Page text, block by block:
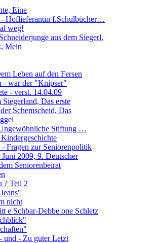
Eine
- Hoflieferantin f.Schulbücher…
weg!
aus dem Siegerl.
Mein
Leben auf den Fersen
- war der "Knipser"
- verst. 14.04.09
Das erste
Schemscheid, Das
Stiftung …
Fragen zur Seniorenpolitik
Juni 2009, 9. Deutscher
Seniorenbeirat
? Teil 2
nicht
e Schbar-Debbe one Schletz
und - Zu guter Letzt